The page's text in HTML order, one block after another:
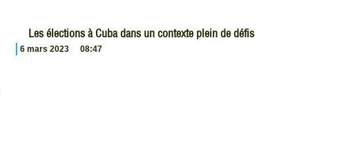
Les élections à Cuba dans un contexte plein de défis
6 mars 2023 08:47